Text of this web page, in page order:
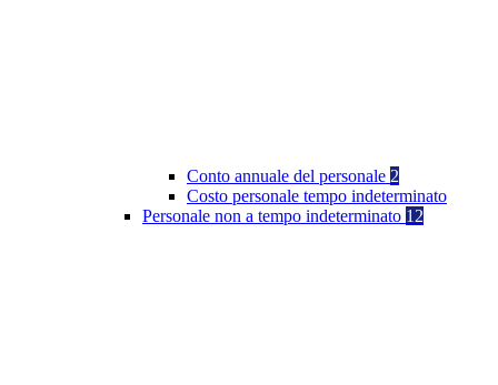
Conto annuale del personale 2
Costo personale tempo indeterminato
Personale non a tempo indeterminato 12